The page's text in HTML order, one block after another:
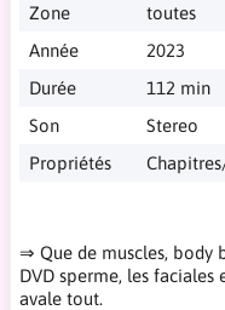
Zone
toutes
Année
2023
Durée
112 min
Son
Stereo
Propriétés
⇒ Que de muscles, body
DVD sperme, les faciales
avale tout.